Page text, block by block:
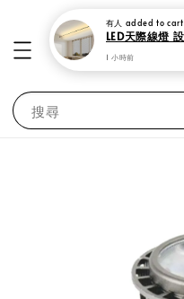
搜尋
有人 added to cart
1 小時前